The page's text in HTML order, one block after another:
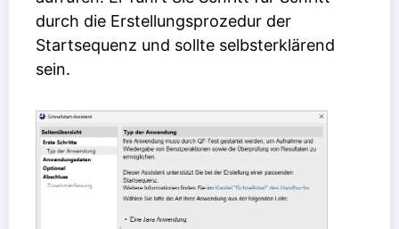
durch die Erstellungsprozedur der
Startsequenz und sollte selbsterklärend
sein.